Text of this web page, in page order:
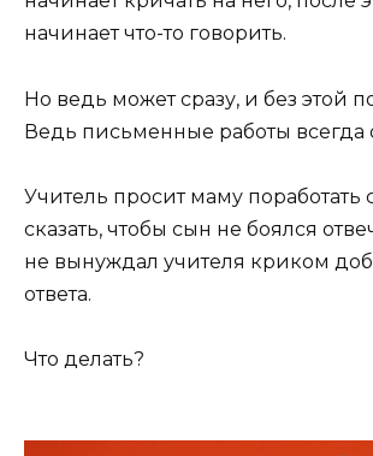
начинает что-то говорить.
Но ведь может сразу, и без этой
Ведь письменные работы всегда
Учитель просит маму поработать
сказать, чтобы сын не боялся
не вынуждал учителя криком
ответа.
Что делать?